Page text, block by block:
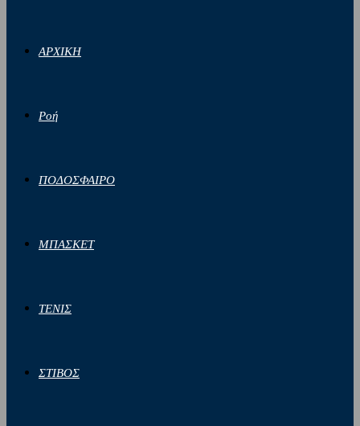
ΑΡΧΙΚΗ
Ροή
ΠΟΔΟΣΦΑΙΡΟ
ΜΠΑΣΚΕΤ
ΤΕΝΙΣ
ΣΤΙΒΟΣ